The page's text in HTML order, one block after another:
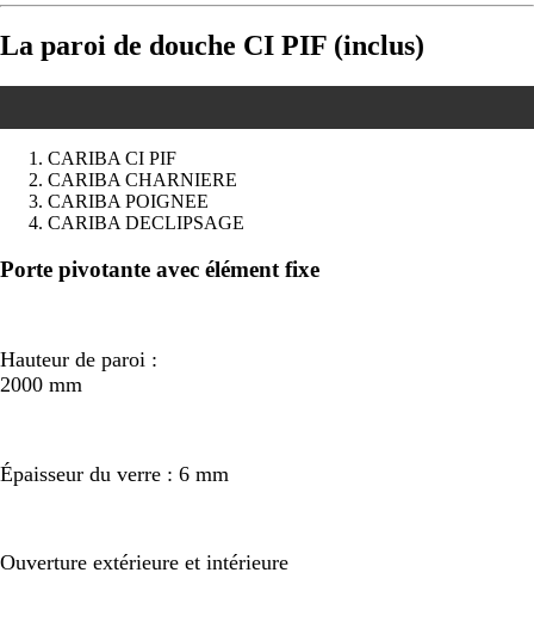
La paroi de douche CI PIF (inclus)
CARIBA CI PIF
CARIBA CHARNIERE
CARIBA POIGNEE
CARIBA DECLIPSAGE
Précédent
Suivant
Porte pivotante avec élément fixe
Hauteur de paroi :
2000 mm
Épaisseur du verre : 6 mm
Ouverture extérieure et intérieure